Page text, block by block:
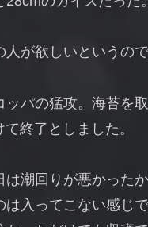
人が欲しいというので
ッパの猛攻。海苔を
終了としました。
は潮回りが悪かった
入ってこない感じで